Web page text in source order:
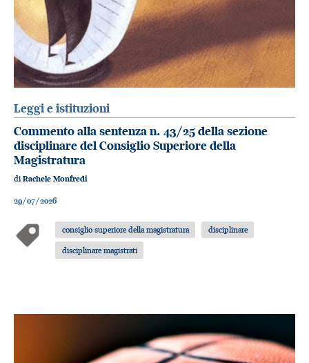
Leggi e istituzioni
Commento alla sentenza n. 43/25 della sezione
disciplinare del Consiglio Superiore della
Magistratura
diRachele Monfredi
29/07/2026
consiglio superiore della magistratura
disciplinare
disciplinare magistrati